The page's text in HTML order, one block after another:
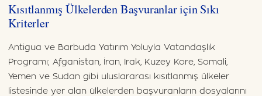
Kısıtlanmış Ülkelerden Başvuranlar için Sıkı
Kriterler
Antigua ve Barbuda Yatırım Yoluyla Vatandaşlık
Programı; Afganistan, İran, Irak, Kuzey Kore, Somali,
Yemen ve Sudan gibi uluslararası kısıtlanmış ülkeler
listesinde yer alan ülkelerden başvuranların dosyalarını